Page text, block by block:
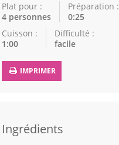
Viandes
Poissons
Volailles
Pâtisseries Orientales
Plat pour :
4 personnes
Préparation :
0:25
Cuisson :
1:00
Difficulté :
facile
IMPRIMER
Ingrédients